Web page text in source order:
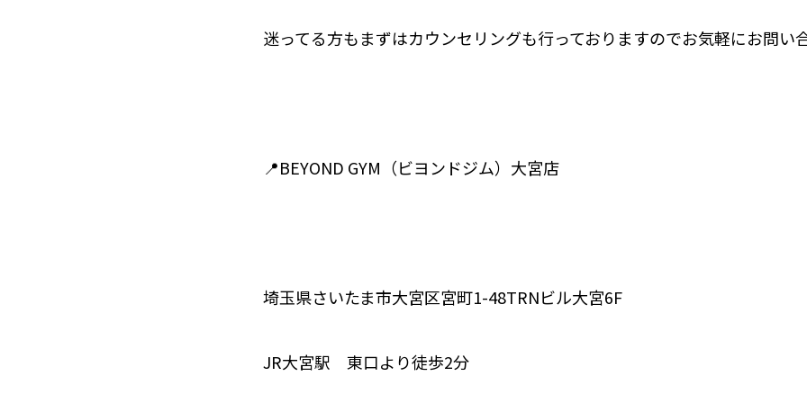
迷ってる方もまずはカウンセリングも行っておりますのでお気軽にお問い
📍BEYOND GYM（ビヨンドジム）大宮店⁣
埼玉県さいたま市大宮区宮町1-48TRNビル大宮6F⁣
JR大宮駅 東口より徒歩2分⁣